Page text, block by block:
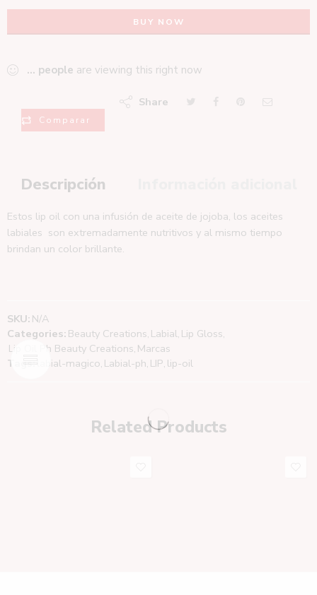
BUY NOW
... people are viewing this right now
Comparar
Share
Descripción
Estos lip oil con una infusión de aceite de jojoba, los aceites
labiales son extremadamente nutritivos y al mismo tiempo
brindan un color brillante.
SKU: N/A
Categories: Beauty Creations, Labial, Lip Gloss,
Lip Oil Ph Beauty Creations, Marcas
Tags:
labial-magico, Labial-ph, LIP, lip-oil
Related Products